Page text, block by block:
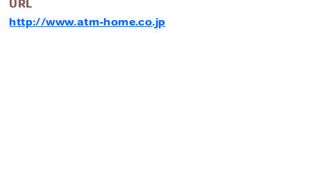
URL
http://www.atm-home.co.jp